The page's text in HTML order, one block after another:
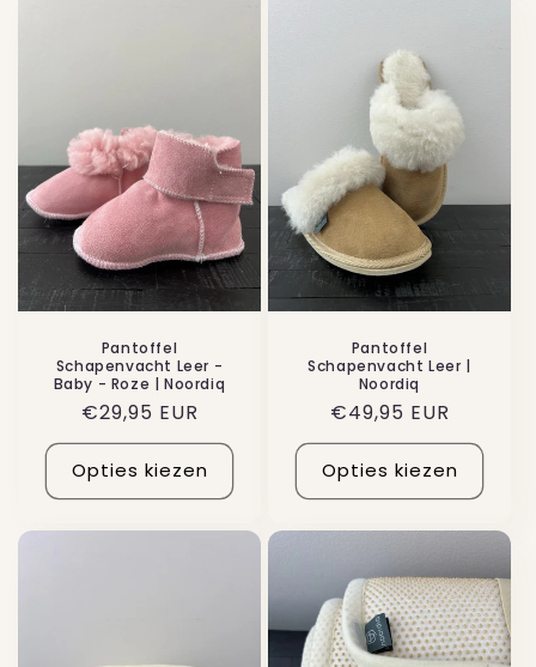
Pantoffel
Schapenvacht Leer -
Baby - Roze | Noordiq
Normale
prijs
€29,95 EUR
Opties kiezen
Pantoffel
Schapenvacht Leer |
Noordiq
Normale
prijs
€49,95 EUR
Opties kiezen